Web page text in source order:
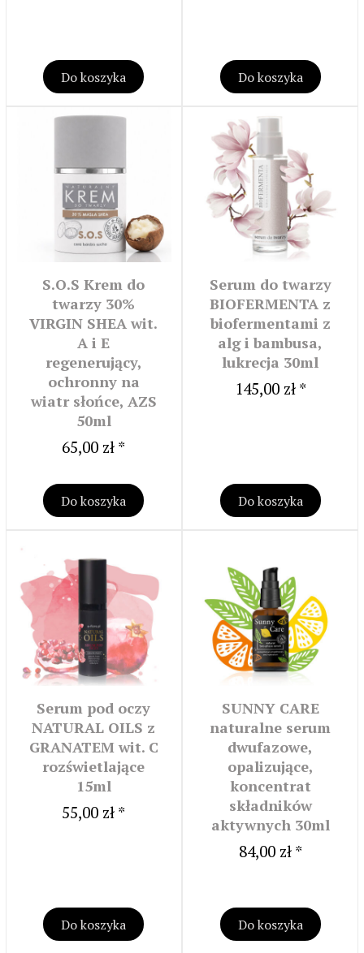
Do koszyka Do koszyka
S.O.S Krem do
twarzy 30%
VIRGIN SHEA wit.
A i E
regenerujący,
ochronny na
wiatr słońce, AZS
50ml
65,00 zł *
Do koszyka
Serum do twarzy
BIOFERMENTA z
biofermentami z
alg i bambusa,
lukrecja 30ml
145,00 zł *
Do koszyka
Serum pod oczy
NATURAL OILS z
GRANATEM wit. C
rozświetlające
15ml
55,00 zł *
Do koszyka
SUNNY CARE
naturalne serum
dwufazowe,
opalizujące,
koncentrat
składników
aktywnych 30ml
84,00 zł *
Do koszyka